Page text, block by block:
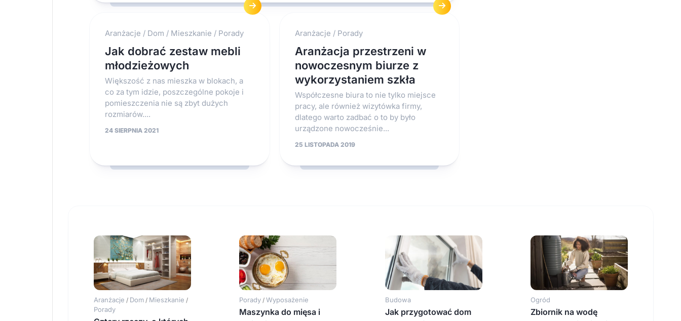
Aranżacje / Dom / Mieszkanie / Porady
Jak dobrać zestaw mebli
młodzieżowych
Większość z nas mieszka w blokach, a
co za tym idzie, poszczególne pokoje i
pomieszczenia nie są zbyt dużych
rozmiarów....
24 SIERPNIA 2021
Aranżacje / Porady
Aranżacja przestrzeni w
nowoczesnym biurze z
wykorzystaniem szkła
Współczesne biura to nie tylko miejsce
pracy, ale również wizytówka firmy,
dlatego warto zadbać o to by było
urządzone nowocześnie...
25 LISTOPADA 2019
Aranżacje / Dom / Mieszkanie /
Porady
Porady /Wyposażenie
Maszynka do mięsa i
Budowa
Jak przygotować dom
Ogród
Zbiornik na wodę